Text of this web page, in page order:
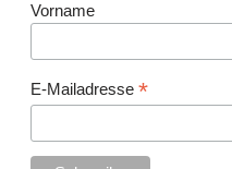
Vorname
E-Mailadresse *